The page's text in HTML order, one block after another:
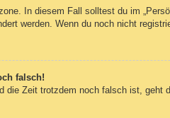
In diesem Fall solltest du im
werden. Wenn du noch nicht
falsch!
Zeit trotzdem noch falsch ist,